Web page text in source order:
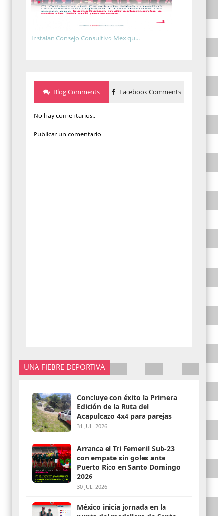
Instalan Consejo Consultivo Mexiqu...
Blog Comments Facebook Comments
No hay comentarios.:
Publicar un comentario
UNA FIEBRE DEPORTIVA
Concluye con éxito la Primera
Edición de la Ruta del
Acapulcazo 4x4 para parejas
31 JUL. 2026
Arranca el Tri Femenil Sub-23
con empate sin goles ante
Puerto Rico en Santo Domingo
2026
30 JUL. 2026
México inicia jornada en la